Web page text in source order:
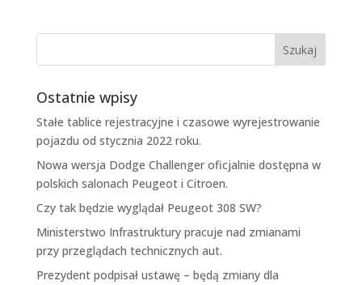
Ostatnie wpisy
Stałe tablice rejestracyjne i czasowe wyrejestrowanie
pojazdu od stycznia 2022 roku.
Nowa wersja Dodge Challenger oficjalnie dostępna w
polskich salonach Peugeot i Citroen.
Czy tak będzie wyglądał Peugeot 308 SW?
Ministerstwo Infrastruktury pracuje nad zmianami
przy przeglądach technicznych aut.
Prezydent podpisał ustawę – będą zmiany dla